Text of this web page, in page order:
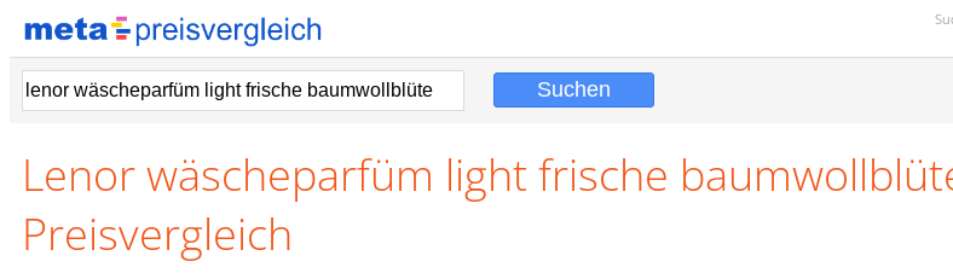
Lenor wäscheparfüm light frische
Preisvergleich